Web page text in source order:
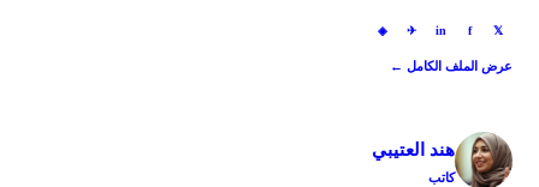
𝕏
f
in
✈
◈
عرض الملف الكامل ←
هند العتيبي
كاتب